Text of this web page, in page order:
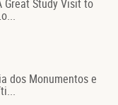
Great Study Visit to
dos Monumentos e